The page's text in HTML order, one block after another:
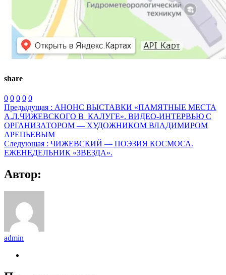
share
0 0 0 0 0
Предыдущая : АНОНС ВЫСТАВКИ «ПАМЯТНЫЕ МЕСТА
А.Л.ЧИЖЕВСКОГО В_КАЛУГЕ». ВИДЕО-ИНТЕРВЬЮ С
ОРГАНИЗАТОРОМ — ХУДОЖНИКОМ ВЛАДИМИРОМ
АРЕПЬЕВЫМ
Следующая : ЧИЖЕВСКИЙ — ПОЭЗИЯ КОСМОСА.
ЕЖЕНЕДЕЛЬНИК «ЗВЕЗДА».
Автор:
admin